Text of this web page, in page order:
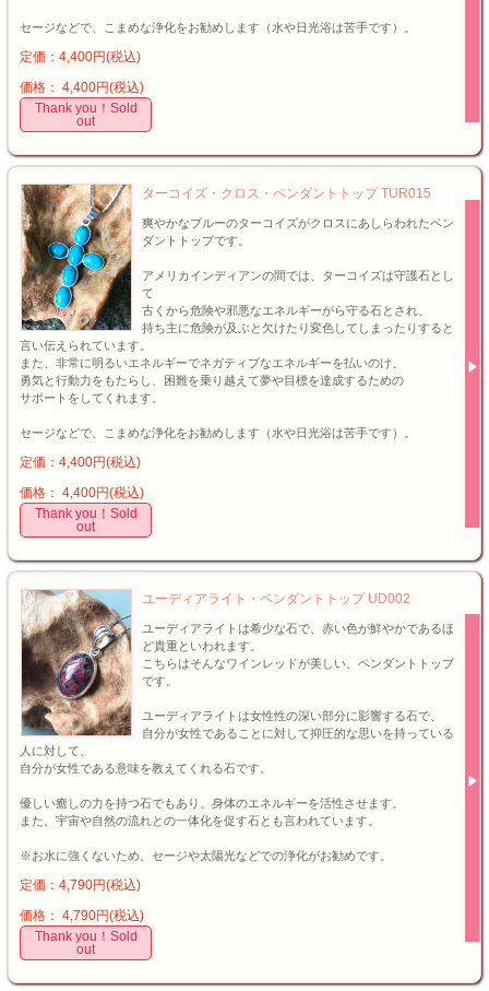
セージなどで、こまめな浄化をお勧めします（水や日光浴は苦手です）。
定価：4,400円(税込)
価格： 4,400円(税込)
Thank you！Sold
out
ターコイズ・クロス・ペンダントトップ TUR015
爽やかなブルーのターコイズがクロスにあしらわれたペン
ダントトップです。
アメリカインディアンの間では、ターコイズは守護石とし
て
古くから危険や邪悪なエネルギーがら守る石とされ、
持ち主に危険が及ぶと欠けたり変色してしまったりすると
言い伝えられています。
また、非常に明るいエネルギーでネガティブなエネルギーを払いのけ、
勇気と行動力をもたらし、困難を乗り越えて夢や目標を達成するための
サポートをしてくれます。
セージなどで、こまめな浄化をお勧めします（水や日光浴は苦手です）。
定価：4,400円(税込)
価格： 4,400円(税込)
Thank you！Sold
out
ユーディアライト・ペンダントトップ UD002
ユーディアライトは希少な石で、赤い色が鮮やかであるほ
ど貴重といわれます。
こちらはそんなワインレッドが美しい、ペンダントトップ
です。
ユーディアライトは女性性の深い部分に影響する石で、
自分が女性であることに対して抑圧的な思いを持っている
人に対して、
自分が女性である意味を教えてくれる石です。
優しい癒しの力を持つ石でもあり、身体のエネルギーを活性させます。
また、宇宙や自然の流れとの一体化を促す石とも言われています。
※お水に強くないため、セージや太陽光などでの浄化がお勧めです。
定価：4,790円(税込)
価格： 4,790円(税込)
Thank you！Sold
out